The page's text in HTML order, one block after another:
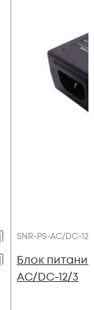
SNR-PS-AC/DC-12/
Блок
AC/DC-12/3